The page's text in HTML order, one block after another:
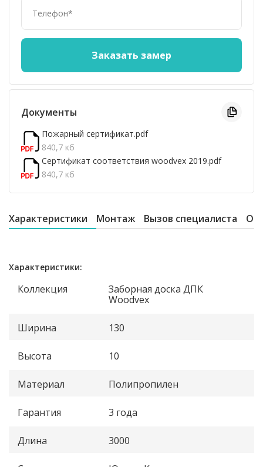
Документы
Пожарный сертификат.pdf
840,7 кб
Сертификат соответствия woodvex 2019.pdf
840,7 кб
Характеристики Монтаж Вызов специалиста
Характеристики:
Коллекция
Заборная доска ДПК
Woodvex
Ширина 130
Высота 10
Материал Полипропилен
Гарантия 3 года
Длина 3000